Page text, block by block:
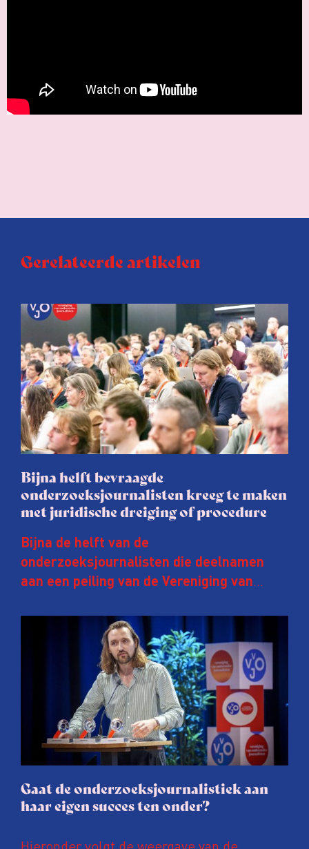
Gerelateerde artikelen
Bijna helft bevraagde
onderzoeksjournalisten kreeg te maken
met juridische dreiging of procedure
Bijna de helft van de
onderzoeksjournalisten die deelnamen
aan een peiling van de Vereniging van
afgelopen twee jaar te maken met
juridische dreiging of een juridische
procedure rond het eigen werk. Dat kost
journalisten tijd, ook ervaren zij stress en
soms worden publicaties aangepast of
gaat de hele publicatie zelfs niet door.
Gaat de onderzoeksjournalistiek aan
haar eigen succes ten onder?